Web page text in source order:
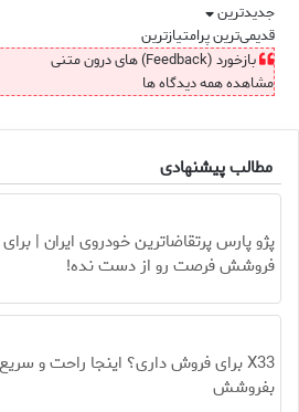
جدیدترین
قدیمی‌ترینپرامتیازترین
بازخورد (Feedback) های درون متنی
مشاهده همه دیدگاه ها
مطالب پیشنهادی
پژو پارس پرتقاضاترین خودروی ایران | برای
فروشش فرصت رو از دست نده!
X33 برای فروش داری؟ اینجا راحت و سریع
بفروشش